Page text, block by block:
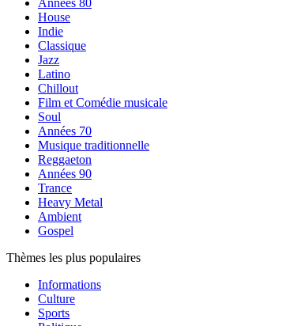
Années 80
House
Indie
Classique
Jazz
Latino
Chillout
Film et Comédie musicale
Soul
Années 70
Musique traditionnelle
Reggaeton
Années 90
Trance
Heavy Metal
Ambient
Gospel
Thèmes les plus populaires
Informations
Culture
Sports